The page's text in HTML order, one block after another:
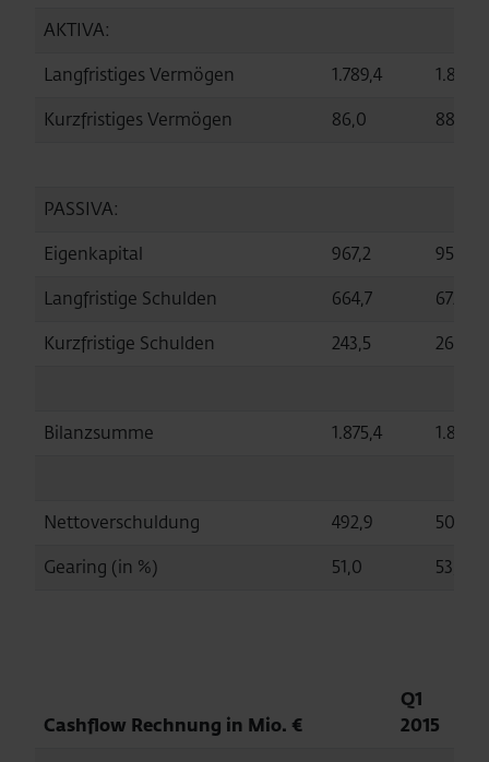
AKTIVA:
Langfristiges Vermögen
1.789,4
1.803,4
Kurzfristiges Vermögen
86,0 88,8
PASSIVA:
Eigenkapital
967,2
952,5
Langfristige Schulden
664,7
672,2
Kurzfristige Schulden
243,5 267,5
Bilanzsumme 1.875,4 1.892,2
Nettoverschuldung 492,9
506,2
Gearing (in %)
51,0 53,1
Cashflow Rechnung in Mio. €
Q1
2015